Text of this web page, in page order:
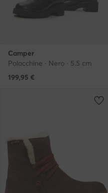
Camper
Polacchine · Nero · 5.5 cm
199,95 €